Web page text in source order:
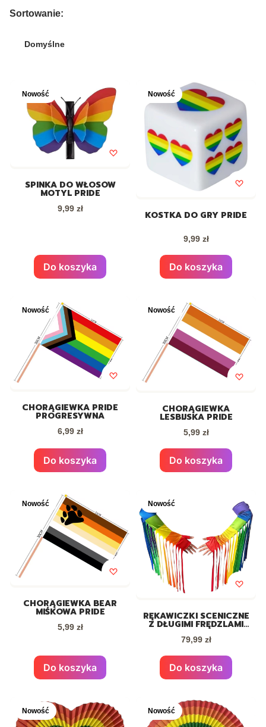
Lista produktów
Sortowanie:
Domyślne
Nowość
SPINKA DO WŁOSÓW
MOTYL PRIDE
Cena
9,99 zł
Do koszyka
Nowość
KOSTKA DO GRY PRIDE
Cena
9,99 zł
Do koszyka
Nowość
CHORĄGIEWKA PRIDE
PROGRESYWNA
Cena
6,99 zł
Do koszyka
Nowość
CHORĄGIEWKA
LESBIJSKA PRIDE
Cena
5,99 zł
Do koszyka
Nowość
CHORĄGIEWKA BEAR
MIŚKOWA PRIDE
Cena
5,99 zł
Do koszyka
Nowość
RĘKAWICZKI SCENICZNE
Z DŁUGIMI FRĘDZLAMI
PRIDE
Cena
79,99 zł
Do koszyka
Nowość Nowość